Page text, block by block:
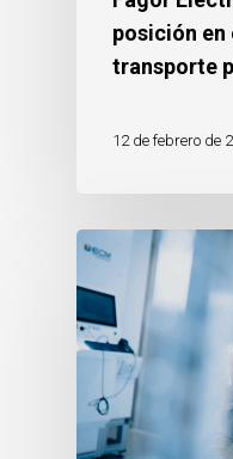
posición en
transporte
12 de febrero de